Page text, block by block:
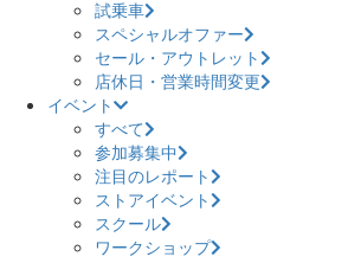
試乗車
スペシャルオファー
セール・アウトレット
店休日・営業時間変更
イベント
すべて
参加募集中
注目のレポート
ストアイベント
スクール
ワークショップ